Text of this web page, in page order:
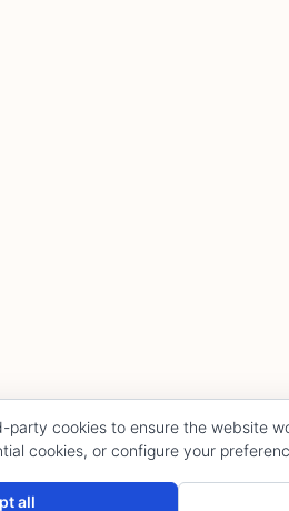
aquí para abrir el chat.
party cookies to ensure the website
cookies, or configure your
all